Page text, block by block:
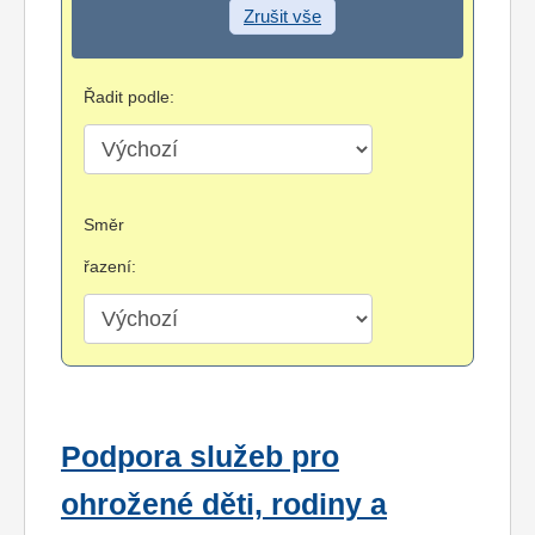
Zrušit vše
Řadit podle:
Směr
řazení:
Podpora služeb pro
ohrožené děti, rodiny a